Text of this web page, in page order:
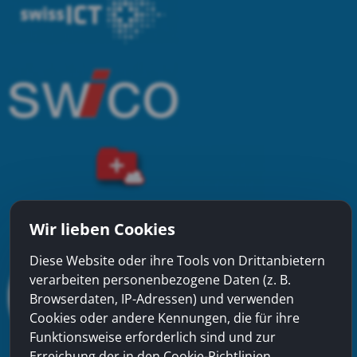
Wir lieben Cookies
Diese Website oder ihre Tools von Drittanbietern
verarbeiten personenbezogene Daten (z. B.
Browserdaten, IP-Adressen) und verwenden
Cookies oder andere Kennungen, die für ihre
Funktionsweise erforderlich sind und zur